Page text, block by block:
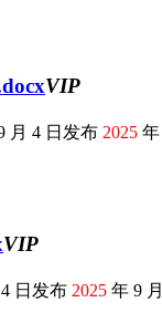
VIP
月 4 日发布 2025
VIP
日发布 2025 年 9